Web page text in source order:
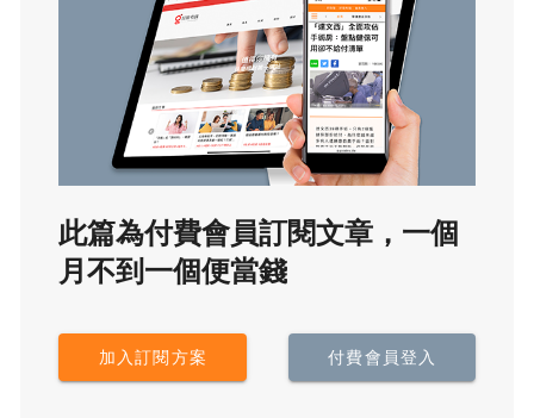
此篇為付費會員訂閱文章，一個
月不到一個便當錢
加入訂閱方案 付費會員登入